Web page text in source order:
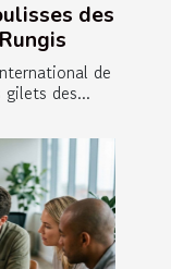
des
de
des...